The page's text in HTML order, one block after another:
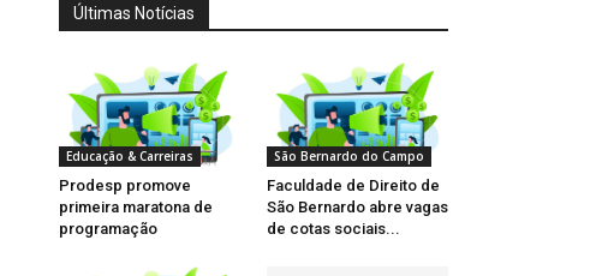
Últimas Notícias
Educação & Carreiras
Prodesp promove
primeira maratona de
programação
São Bernardo do Campo
Faculdade de Direito de
São Bernardo abre vagas
de cotas sociais...